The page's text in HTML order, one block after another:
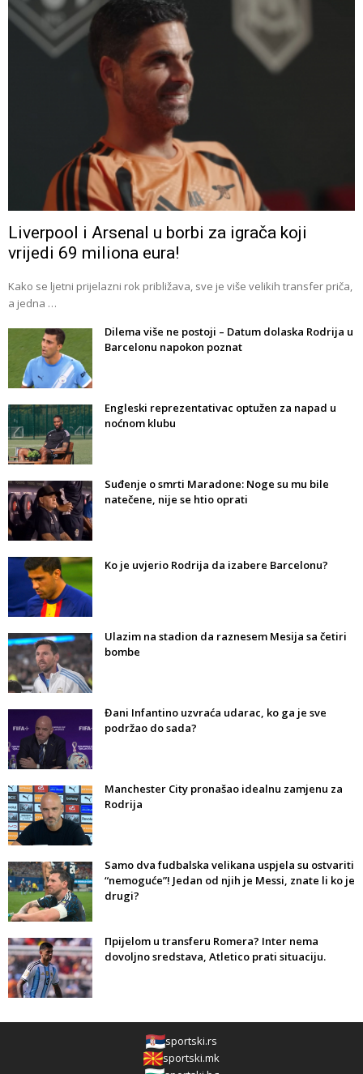
Liverpool i Arsenal u borbi za igrača koji
vrijedi 69 miliona eura!
Kako se ljetni prijelazni rok približava, sve je više velikih transfer priča,
a jedna …
Dilema više ne postoji – Datum dolaska Rodrija u
Barcelonu napokon poznat
Engleski reprezentativac optužen za napad u
noćnom klubu
Suđenje o smrti Maradone: Noge su mu bile
natečene, nije se htio oprati
Ko je uvjerio Rodrija da izabere Barcelonu?
Ulazim na stadion da raznesem Mesija sa četiri
bombe
Đani Infantino uzvraća udarac, ko ga je sve
podržao do sada?
Manchester City pronašao idealnu zamjenu za
Rodrija
Samo dva fudbalska velikana uspjela su ostvariti
“nemoguće”! Jedan od njih je Messi, znate li ko je
drugi?
Прijelom u transferu Romera? Inter nema
dovoljno sredstava, Atletico prati situaciju.
sportski.rs
sportski.mk